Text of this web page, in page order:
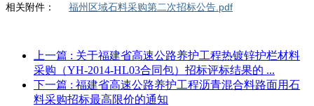
相关附件： 福州区域石料采购第二次招标公告.pdf
上一篇 : 关于福建省高速公路养护工程热镀锌护栏材料
采购（YH-2014-HL03合同包）招标评标结果的 ...
下一篇 : 福建省高速公路养护工程沥青混合料路面用石
料采购招标最高限价的通知